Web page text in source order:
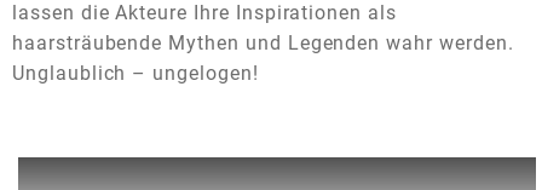
lassen die Akteure Ihre Inspirationen als
haarsträubende Mythen und Legenden wahr werden.
Unglaublich – ungelogen!